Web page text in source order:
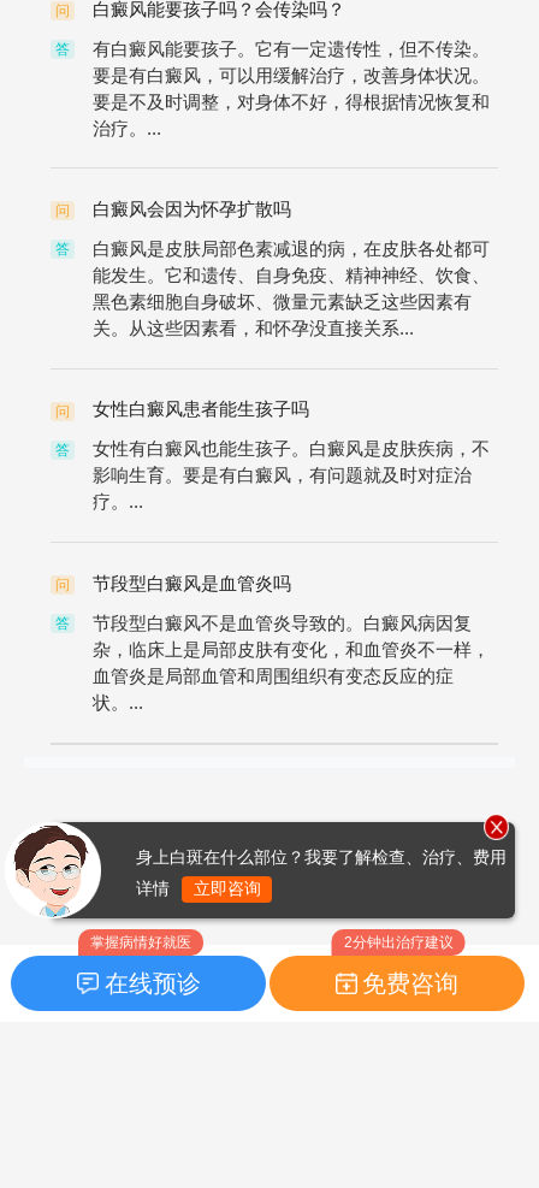
问 白癜风能要孩子吗？会传染吗？
答
有白癜风能要孩子。它有一定遗传性，但不传染。
要是有白癜风，可以用缓解治疗，改善身体状况。
要是不及时调整，对身体不好，得根据情况恢复和
治疗。...
问 白癜风会因为怀孕扩散吗
答
白癜风是皮肤局部色素减退的病，在皮肤各处都可
能发生。它和遗传、自身免疫、精神神经、饮食、
黑色素细胞自身破坏、微量元素缺乏这些因素有
关。从这些因素看，和怀孕没直接关系...
问 女性白癜风患者能生孩子吗
答
女性有白癜风也能生孩子。白癜风是皮肤疾病，不
影响生育。要是有白癜风，有问题就及时对症治
疗。...
问 节段型白癜风是血管炎吗
答
节段型白癜风不是血管炎导致的。白癜风病因复
杂，临床上是局部皮肤有变化，和血管炎不一样，
血管炎是局部血管和周围组织有变态反应的症
状。...
掌握病情好就医
在线预诊
2分钟出治疗建议
免费咨询
身上白斑在什么部位？我要了解检查、治疗、费用
详情
立即咨询